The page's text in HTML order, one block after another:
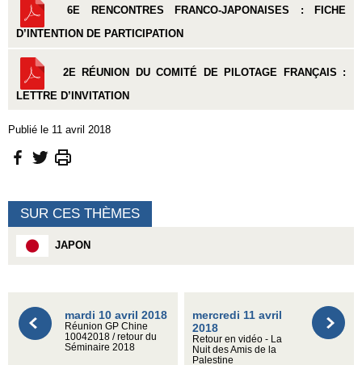
6E RENCONTRES FRANCO-JAPONAISES : FICHE
D’INTENTION DE PARTICIPATION
2E RÉUNION DU COMITÉ DE PILOTAGE FRANÇAIS :
LETTRE D’INVITATION
Publié le 11 avril 2018
SUR CES THÈMES
JAPON
mardi 10 avril 2018
Réunion GP Chine
10042018 / retour du
Séminaire 2018
mercredi 11 avril
2018
Retour en vidéo - La
Nuit des Amis de la
Palestine